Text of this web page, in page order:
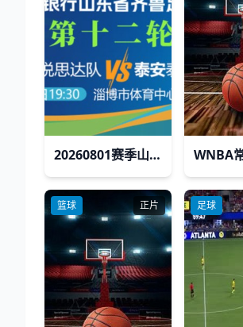
20260801赛季山东省齐鲁足球超级联赛第12轮全场回放：聊城传奇农商行vs德州古贝春
篮球 正片 足球